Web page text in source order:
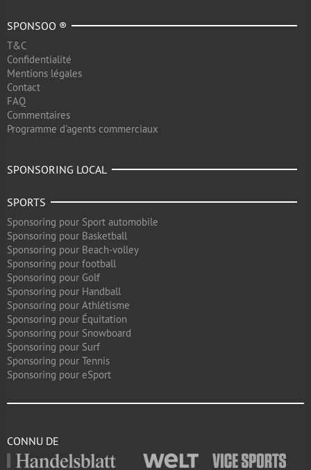
SPONSOO ®
T&C
Confidentialité
Mentions légales
Contact
FAQ
Commentaires
Programme d'agents commerciaux
SPONSORING LOCAL
SPORTS
Sponsoring pour Sport automobile
Sponsoring pour Basketball
Sponsoring pour Beach-volley
Sponsoring pour football
Sponsoring pour Golf
Sponsoring pour Handball
Sponsoring pour Athlétisme
Sponsoring pour Équitation
Sponsoring pour Snowboard
Sponsoring pour Surf
Sponsoring pour Tennis
Sponsoring pour eSport
CONNU DE